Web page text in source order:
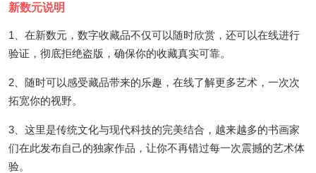
新数元说明
1、在新数元，数字收藏品不仅可以随时欣赏，还可以在线进行
验证，彻底拒绝盗版，确保你的收藏真实可靠。
2、随时可以感受藏品带来的乐趣，在线了解更多艺术，一次次
拓宽你的视野。
3、这里是传统文化与现代科技的完美结合，越来越多的书画家
们在此发布自己的独家作品，让你不再错过每一次震撼的艺术体
验。